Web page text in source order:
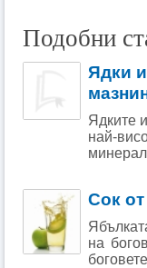
Подобни
Ядки
Ядките
най-
Сок
на